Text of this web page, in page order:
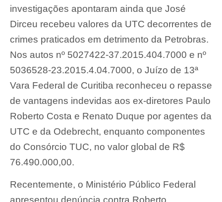
investigações apontaram ainda que José
Dirceu recebeu valores da UTC decorrentes de
crimes praticados em detrimento da Petrobras.
Nos autos nº 5027422-37.2015.404.7000 e nº
5036528-23.2015.4.04.7000, o Juízo de 13ª
Vara Federal de Curitiba reconheceu o repasse
de vantagens indevidas aos ex-diretores Paulo
Roberto Costa e Renato Duque por agentes da
UTC e da Odebrecht, enquanto componentes
do Consórcio TUC, no valor global de R$
76.490.000,00.
Recentemente, o Ministério Público Federal
apresentou denúncia contra Roberto